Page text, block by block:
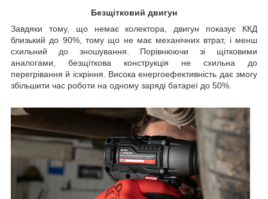
Безщітковий двигун
Завдяки тому, що немає колектора, двигун показує ККД
близький до 90%, тому що не має механічних втрат, і менш
схильний до зношування. Порівнюючи зі щітковими
аналогами, безщіткова конструкція не схильна до
перегрівання й іскріння. Висока енергоефективність дає змогу
збільшити час роботи на одному заряді батареї до 50%.